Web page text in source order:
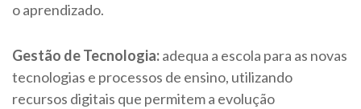
o aprendizado.
Gestão de Tecnologia:adequa a escola para as novas
tecnologias e processos de ensino, utilizando
recursos digitais que permitem a evolução